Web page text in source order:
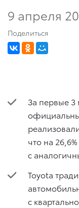
9 апреля
Поделиться
За первые 3
что на
с
Toyota
с